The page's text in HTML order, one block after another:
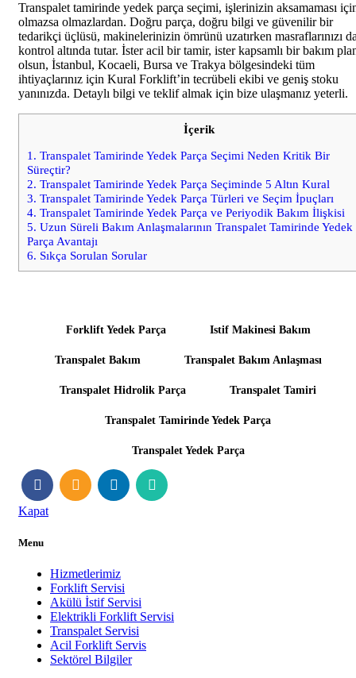
Transpalet tamirinde yedek parça seçimi, işlerinizin aksamaması
olmazsa olmazlardan. Doğru parça, doğru bilgi ve güvenilir bir
tedarikçi üçlüsü, makinelerinizin ömrünü uzatırken masraflarınızı
kontrol altında tutar. İster acil bir tamir, ister kapsamlı bir bakım
olsun, İstanbul, Kocaeli, Bursa ve Trakya bölgesindeki tüm
ihtiyaçlarınız için Kural Forklift’in tecrübeli ekibi ve geniş stoku
yanınızda. Detaylı bilgi ve teklif almak için bize ulaşmanız yeterli.
İçerik
1. Transpalet Tamirinde Yedek Parça Seçimi Neden Kritik Bir
Süreçtir?
2. Transpalet Tamirinde Yedek Parça Seçiminde 5 Altın Kural
3. Transpalet Tamirinde Yedek Parça Türleri ve Seçim İpuçları
4. Transpalet Tamirinde Yedek Parça ve Periyodik Bakım İlişkisi
5. Uzun Süreli Bakım Anlaşmalarının Transpalet Tamirinde Yedek
Parça Avantajı
6. Sıkça Sorulan Sorular
Forklift Yedek Parça Istif Makinesi Bakım
Transpalet Bakım Transpalet Bakım Anlaşması
Transpalet Hidrolik Parça Transpalet Tamiri
Transpalet Tamirinde Yedek Parça
Transpalet Yedek Parça
Kapat
Menu
Hizmetlerimiz
Forklift Servisi
Akülü İstif Servisi
Elektrikli Forklift Servisi
Transpalet Servisi
Acil Forklift Servis
Sektörel Bilgiler